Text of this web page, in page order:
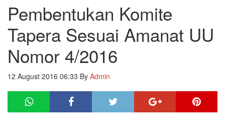
Pembentukan Komite
Tapera Sesuai Amanat UU
Nomor 4/2016
12 August 2016 06:33 By Admin